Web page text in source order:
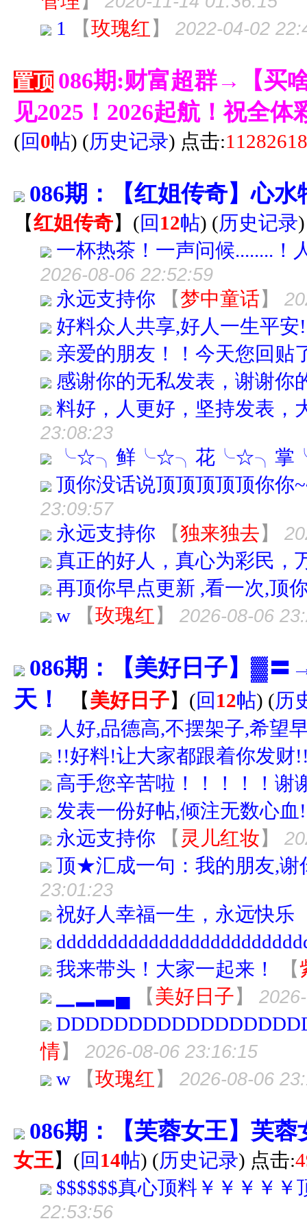
1 【玫瑰红 】 2022-04-02
置顶 086期:财富超群→【买
见2025！2026起航！祝全
(回0帖) (历史记录) 点击:11282618
086期：【红姐传奇】心
【红姐传奇】 (回 12帖) (历史记录
一杯热茶！一声问候........！
2026-08-06 22:52:59
永远支持你 【梦中童话】
好料众人共享,好人一生平安!
亲爱的朋友！！今天您回贴
感谢你的无私发表，谢谢你
料好，人更好，坚持发表，
23:08:23
╰☆╮鲜╰☆╮花╰☆╮掌
顶你没话说顶顶顶顶顶你你
23:09:57
永远支持你 【独来独去】
真正的好人，真心为彩民，
再顶你早点更新 ,看一次,顶
w
【玫瑰红 】 2026-08-06
086期：【美好日子】▓
天！
【美好日子】 (回 12帖) (历
人好,品德高,不摆架子,希望
!!好料!让大家都跟着你发财
高手您辛苦啦！！！！！谢
发表一份好帖,倾注无数心血!
永远支持你
【 灵儿红妆】
顶★汇成一句：我的朋友,谢
23:01:23
祝好人幸福一生，永远快乐
我来带头！大家一起来！
【
▁▂▃▄
【美好日子】
情】 2026-08-06 23:16:15
w 【玫瑰红 】 2026-08-06
086期：【芙蓉女王】芙
女王】 (回 14帖) (历史记录) 点击:
$$$$$$真心顶料￥￥￥￥
22:53:56